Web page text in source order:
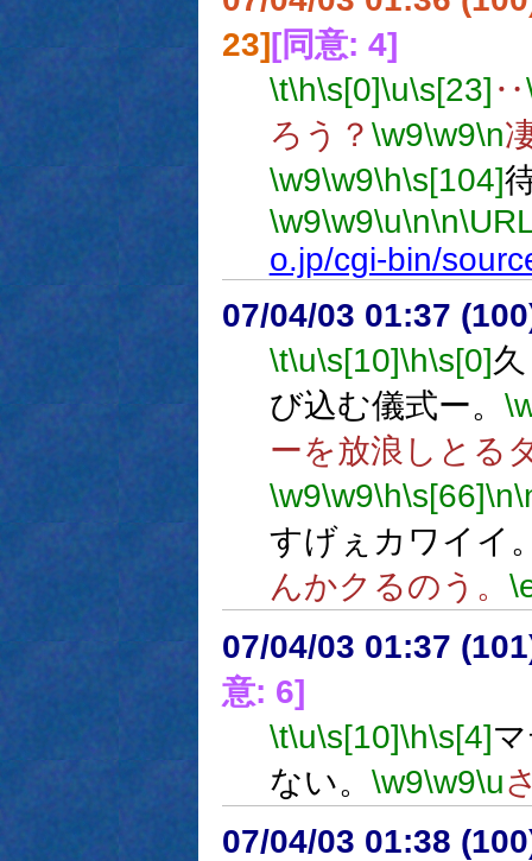
23][同意: 4]
\t\h\s[0]\u\s[23] ‥
ろう？ \w9\w9\n
\w9\w9\h\s[104]
\w9\w9\u\n\n
o.jp/cgi-bin/
07/04/03 01:37
\t\u\s[10]\h\s[0]
び込む儀式ー。
ーを放浪しとる
\w9\w9\h\s[66]\n
すげぇカワイイ
んかクるのう。
07/04/03 01:37
意: 6]
\t\u\s[10]\h\s[4]
ない。 \w9\w9\u
07/04/03 01:38